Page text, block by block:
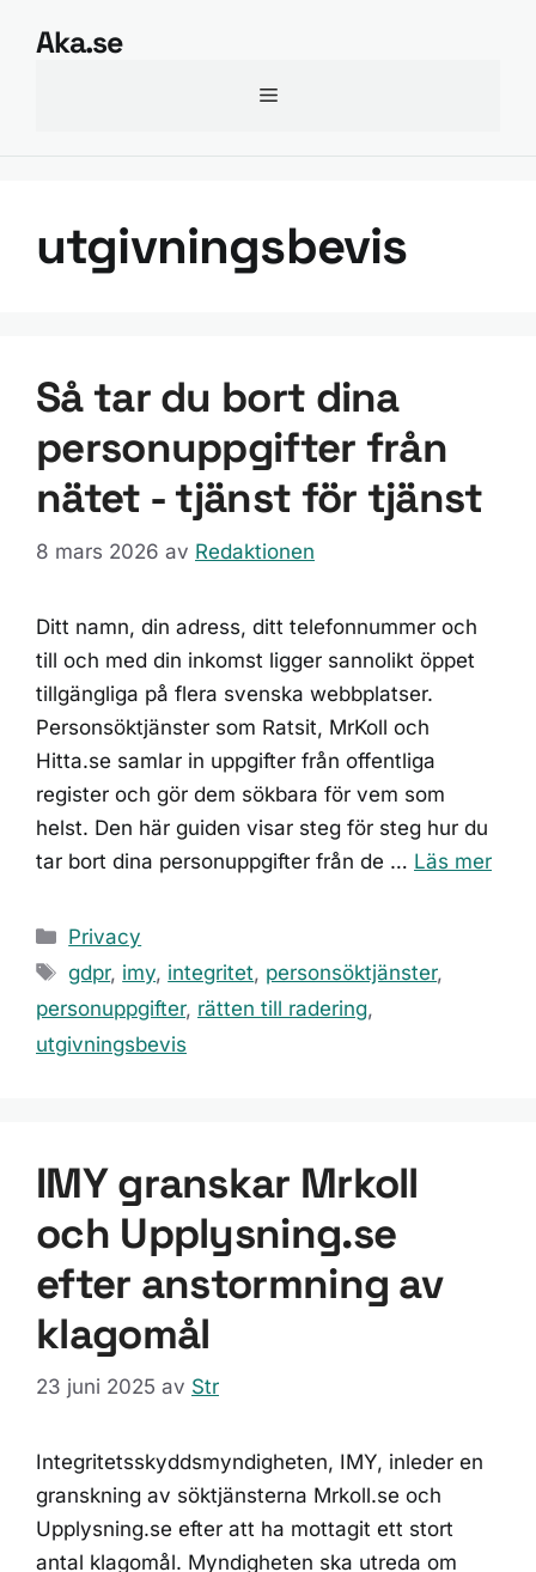
Aka.se
Meny
utgivningsbevis
Så tar du bort dina
personuppgifter från
nätet - tjänst för tjänst
8 mars 2026 av Redaktionen
Ditt namn, din adress, ditt telefonnummer och
till och med din inkomst ligger sannolikt öppet
tillgängliga på flera svenska webbplatser.
Personsöktjänster som Ratsit, MrKoll och
Hitta.se samlar in uppgifter från offentliga
register och gör dem sökbara för vem som
helst. Den här guiden visar steg för steg hur du
tar bort dina personuppgifter från de … Läs mer
Kategorier
Privacy
Etiketter
gdpr, imy, integritet, personsöktjänster,
personuppgifter, rätten till radering,
utgivningsbevis
IMY granskar Mrkoll
och Upplysning.se
efter anstormning av
klagomål
23 juni 2025 av Str
Integritetsskyddsmyndigheten, IMY, inleder en
granskning av söktjänsterna Mrkoll.se och
Upplysning.se efter att ha mottagit ett stort
antal klagomål. Myndigheten ska utreda om